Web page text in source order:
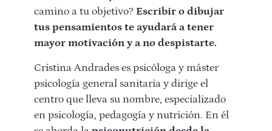
camino a tu objetivo? Escribir o dibujar
tus pensamientos te ayudará a tener
mayor motivación y a no despistarte.
Cristina Andrades es psicóloga y máster
psicología general sanitaria y dirige el
centro que lleva su nombre, especializado
en psicología, pedagogía y nutrición. En él